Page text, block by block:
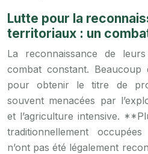
Lutte pour la
territoriaux : un
La reconnaissance de
combat constant. Beaucoup
pour obtenir le titre de
souvent menacées par
et l’agriculture intensive.
traditionnellement
n’ont pas été légalement